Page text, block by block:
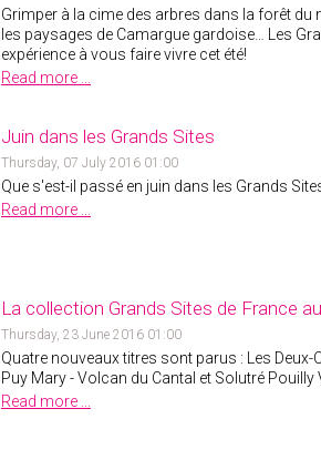
Grimper à la cime des arbres dans la forêt
les paysages de Camargue gardoise… Les
expérience à vous faire vivre cet été!
Read more ...
Juin dans les Grands Sites
Thursday, 07 July 2016 01:00
Que s'est-il passé en juin dans les Grands
Read more ...
La collection Grands Sites de France
Thursday, 23 June 2016 01:00
Quatre nouveaux titres sont parus : Les Deux-
Puy Mary - Volcan du Cantal et Solutré Pouilly
Read more ...